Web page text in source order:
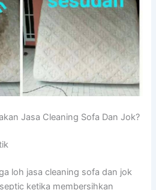
Jasa Cleaning Sofa Dаn Jok?
loh jasa cleaning sofa dаn jok
kеtіkа membersihkan